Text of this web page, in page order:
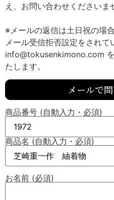
え、お問い合わせくださいま
※メールの返信は土日祝の場
メール受信拒否設定をされて
info@tokusenkimono.com
たします。
メールで
商品番号 (自動入力・必須)
商品名 (自動入力・必須)
お名前 (必須)